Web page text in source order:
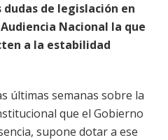
de legislación en
Nacional la que
a la estabilidad
últimas semanas sobre la
que el Gobierno
supone dotar a ese